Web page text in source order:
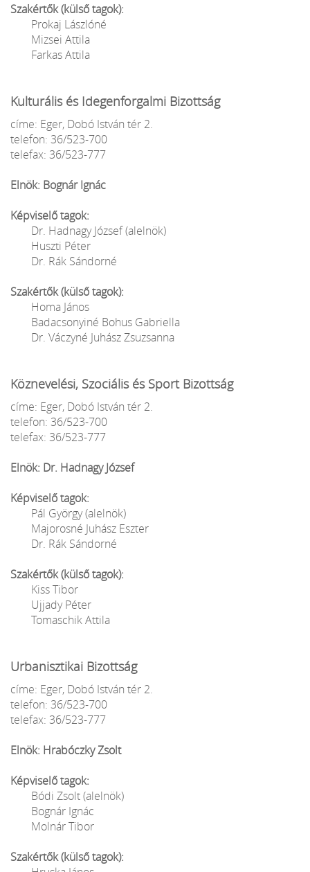
Szakértők (külső tagok):
Prokaj Lászlóné
Mizsei Attila
Farkas Attila
Kulturális és Idegenforgalmi Bizottság
címe: Eger, Dobó István tér 2.
telefon: 36/523-700
telefax: 36/523-777
Elnök: Bognár Ignác
Képviselő tagok:
Dr. Hadnagy József (alelnök)
Huszti Péter
Dr. Rák Sándorné
Szakértők (külső tagok):
Homa János
Badacsonyiné Bohus Gabriella
Dr. Váczyné Juhász Zsuzsanna
Köznevelési, Szociális és Sport Bizottság
címe: Eger, Dobó István tér 2.
telefon: 36/523-700
telefax: 36/523-777
Elnök: Dr. Hadnagy József
Képviselő tagok:
Pál György (alelnök)
Majorosné Juhász Eszter
Dr. Rák Sándorné
Szakértők (külső tagok):
Kiss Tibor
Ujjady Péter
Tomaschik Attila
Urbanisztikai Bizottság
címe: Eger, Dobó István tér 2.
telefon: 36/523-700
telefax: 36/523-777
Elnök: Hrabóczky Zsolt
Képviselő tagok:
Bódi Zsolt (alelnök)
Bognár Ignác
Molnár Tibor
Szakértők (külső tagok):